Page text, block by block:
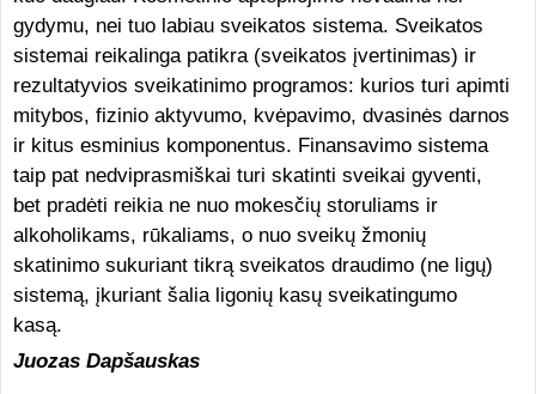
gydymu, nei tuo labiau sveikatos sistema. Sveikatos
sistemai reikalinga patikra (sveikatos įvertinimas) ir
rezultatyvios sveikatinimo programos: kurios turi apimti
mitybos, fizinio aktyvumo, kvėpavimo, dvasinės darnos
ir kitus esminius komponentus. Finansavimo sistema
taip pat nedviprasmiškai turi skatinti sveikai gyventi,
bet pradėti reikia ne nuo mokesčių storuliams ir
alkoholikams, rūkaliams, o nuo sveikų žmonių
skatinimo sukuriant tikrą sveikatos draudimo (ne ligų)
sistemą, įkuriant šalia ligonių kasų sveikatingumo
kasą.
Juozas Dapšauskas